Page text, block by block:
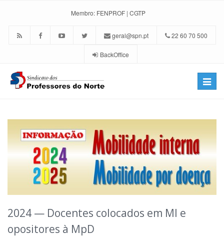
Membro: FENPROF | CGTP
geral@spn.pt 22 60 70 500
BackOffice
Toggle
2024 — Docentes colocados em MI e
opositores à MpD